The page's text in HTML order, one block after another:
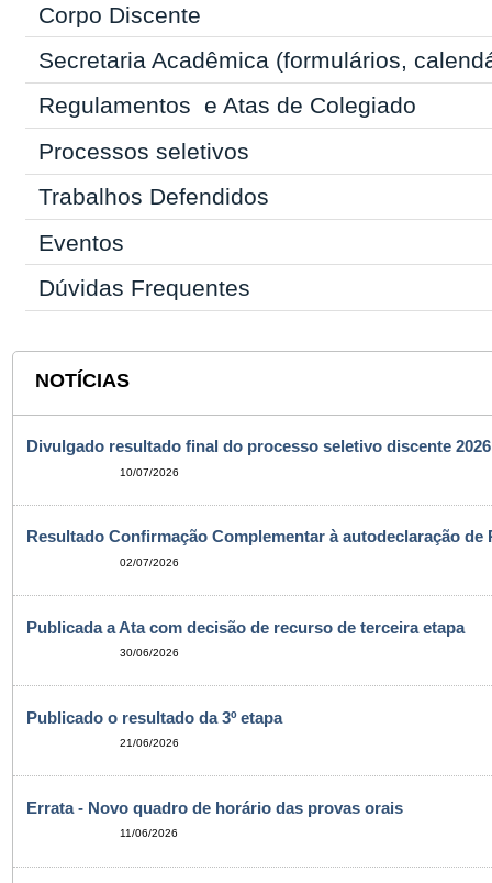
Corpo Discente
Secretaria Acadêmica (formulários,
Regulamentos e Atas de Colegiado
Processos seletivos
Trabalhos Defendidos
Eventos
Dúvidas Frequentes
NOTÍCIAS
Divulgado resultado final do processo seletivo discente 2026
10/07/2026
Resultado Confirmação Complementar à autodeclaração de
02/07/2026
Publicada a Ata com decisão de recurso de terceira etapa
30/06/2026
Publicado o resultado da 3º etapa
21/06/2026
Errata - Novo quadro de horário das provas orais
11/06/2026